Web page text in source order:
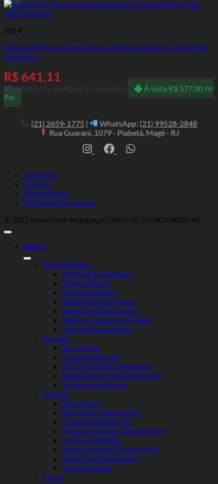
2014
Pistão Golf TCross Jetta Tiguan A3 Q3 11 até 24 (1.4 16v TSI)
(Gasolina)
R$ 641,11
Em até 10x de R$ 64,11 sem juros À vista R$577,00 no
Pix
(21) 2659-1775 | WhatsApp: (21) 99528-2848
Rua Guarani, 1079 - Piabetá, Magé - RJ
Sobre Nós
Contato
Fornecedores
Política de Devolução
© 2017 Nova Gush Autopeças CNPJ: 00.159.803/0001-93
Entrar
Arrefecimento
Aditivos de Radiador
Bomba Dágua
Eletroventilador
Reservatório de Água
Tampa do Reservatório
Tubos e Cavaletes de Água
Válvula Termostática
Direção
Barra Axial
Caixa de Direção
Óleo de Direção Hidráulica
Reservatório Óleo de Direção
Terminal de Direção
Elétrica
Bico Injetor
Bomba de Combustível
Corpo Borboleta TBI
Flange da Bomba Combustível
Motor de Partida
Sensor de Nível Combustível
Sensor de Temperatura
Sonda Lambda
Filtros